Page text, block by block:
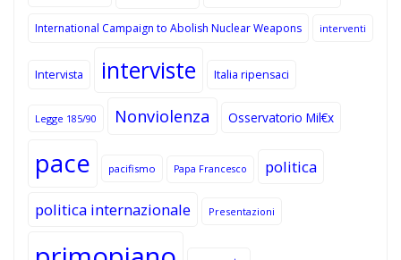
International Campaign to Abolish Nuclear Weapons interventi
Intervista interviste Italia ripensaci
Legge 185/90 Nonviolenza Osservatorio Mil€x
pace pacifismo Papa Francesco politica
politica internazionale Presentazioni